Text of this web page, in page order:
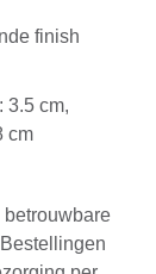
finish
3.5 cm,
cm
betrouwbare